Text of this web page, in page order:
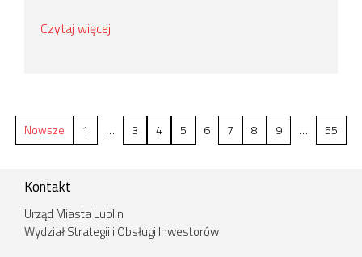
Czytaj więcej
Nowsze 1 … 3 4 5 6 7 8 9 … 55
Kontakt
Urząd Miasta Lublin
Wydział Strategii i Obsługi Inwestorów